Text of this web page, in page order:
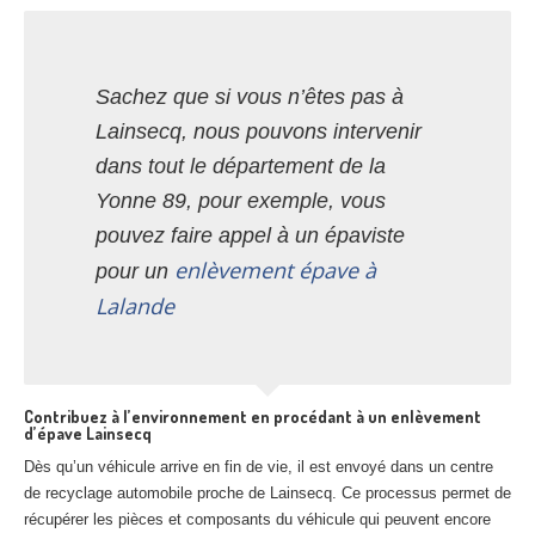
Sachez que si vous n’êtes pas à
Lainsecq, nous pouvons intervenir
dans tout le département de la
Yonne 89, pour exemple, vous
pouvez faire appel à un épaviste
pour un enlèvement épave à
Lalande
Contribuez à l’environnement en procédant à un enlèvement
d’épave Lainsecq
Dès qu’un véhicule arrive en fin de vie, il est envoyé dans un centre
de recyclage automobile proche de Lainsecq. Ce processus permet de
récupérer les pièces et composants du véhicule qui peuvent encore